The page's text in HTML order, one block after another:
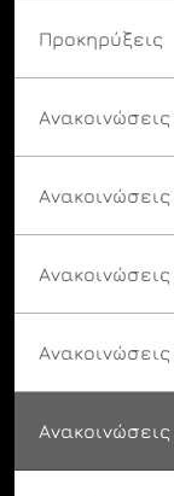
Προκηρύξεις
Ανακοινώσεις